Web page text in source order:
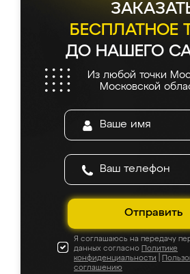
БЕСПЛАТНОЕ
ДО НАШЕГО
Из любой точки
Московской
Отправить
Я соглашаюсь на передачу
данных согласно Политике
конфиденциальности
соглашению